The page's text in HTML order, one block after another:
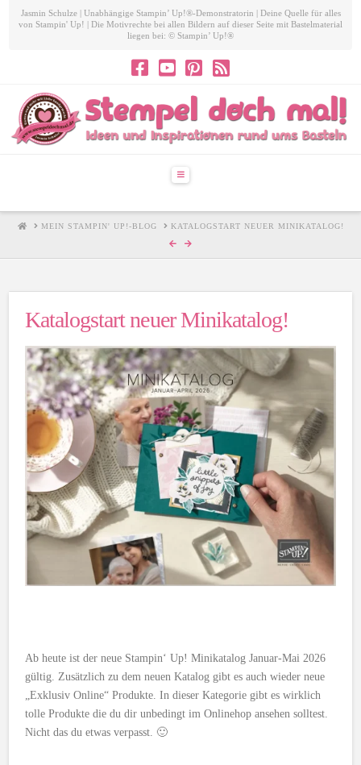
Jasmin Schulze | Unabhängige Stampin’ Up!®-Demonstratorin | Deine Quelle für alles
von Stampin' Up! | Die Motivrechte bei allen Bildern auf dieser Seite mit Bastelmaterial
liegen bei: © Stampin’ Up!®
Navigation
HOMEMEIN STAMPIN' UP!-BLOG KATALOGSTART NEUER MINIKATALOG!
Katalogstart neuer Minikatalog!
Ab heute ist der neue Stampin‘ Up! Minikatalog Januar-Mai 2026
gültig. Zusätzlich zu dem neuen Katalog gibt es auch wieder neue
„Exklusiv Online“ Produkte. In dieser Kategorie gibt es wirklich
tolle Produkte die du dir unbedingt im Onlinehop ansehen solltest.
Nicht das du etwas verpasst. 🙂